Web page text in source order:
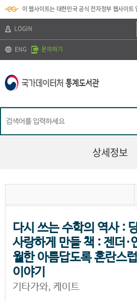
바
로
기
가
기
k
t
)
바
로
기
보
바
가
기
이 웹사이트는 대한민국 공식 전자정부 웹사이트
LOGIN
ENG 문의하기
상세정보
다시 쓰는 수학의 역사 :
사랑하게 만들 책 : 젠더·
월한 아름답도록 혼란스
이야기
기타가와, 케이트